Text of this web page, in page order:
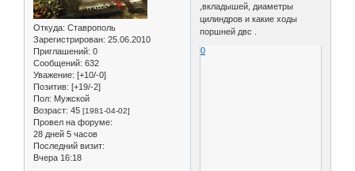
Откуда: Ставрополь
Зарегистрирован: 25.06.2010
Приглашений: 0
Сообщений: 632
Уважение: [+10/-0]
Позитив: [+19/-2]
Пол: Мужской
Возраст: 45 [1981-04-02]
Провел на форуме:
28 дней 5 часов
Последний визит:
Вчера 16:18
,вкладышей, диаметры
цилиндров и какие ходы
поршней двс .
0